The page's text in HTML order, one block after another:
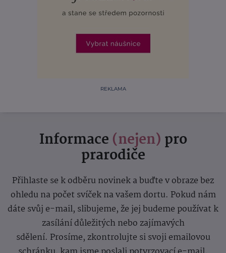
REKLAMA
Informace (nejen) pro
prarodiče
Přihlaste se k odběru novinek a buďte v obraze bez
ohledu na počet svíček na vašem dortu. Pokud nám
dáte svůj e-mail, slibujeme, že jej budeme používat k
zasílání důležitých nebo zajímavých
sdělení. Prosíme, zkontrolujte si svoji emailovou